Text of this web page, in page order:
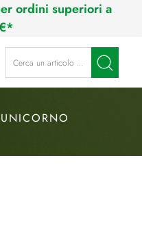
ordini superiori a
La modifica di un filtro